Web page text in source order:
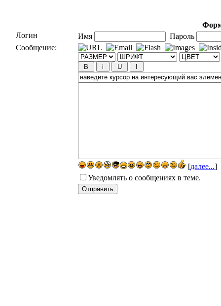
Логин
Имя
Пароль
Сообщение:
[далее...]
Уведомлять о сообщениях в теме.